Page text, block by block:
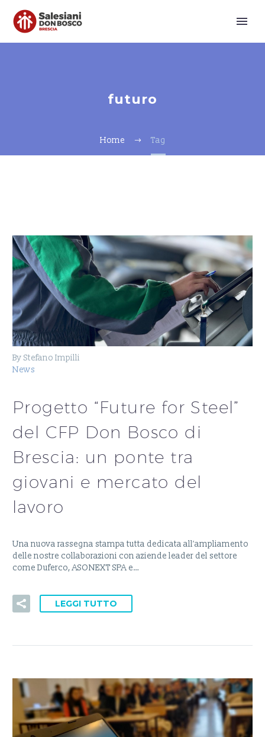
futuro
Home Tag
By Stefano Impilli
News
Progetto “Future for Steel”
del CFP Don Bosco di
Brescia: un ponte tra
giovani e mercato del
lavoro
Una nuova rassegna stampa tutta dedicata all’ampliamento
delle nostre collaborazioni con aziende leader del settore
come Duferco, ASONEXT SPA e…
LEGGI TUTTO